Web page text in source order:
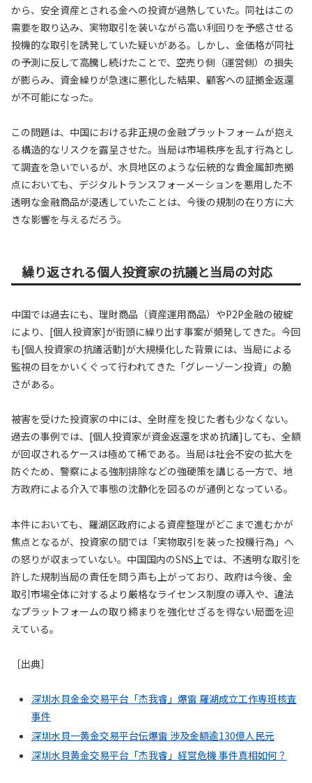
から、安全資産とされる金への投資が過熱していた。同社はこの
需要を取り込み、実物取引を装いながら高い利回りを予感させる
投機的な取引を誘発していた疑いがある。しかし、金価格が同社
の予測に反して高騰し続けたことで、空売り側（運営側）の損失
が膨らみ、資金繰りが急速に悪化した結果、顧客への証拠金返還
が不可能になった。
この問題は、中国における非正規の金融プラットフォームが抱え
る構造的なリスクを露呈させた。当局は市場秩序を乱す行為とし
て調査を急いでいるが、水貝地区のような伝統的な貴金属卸売拠
点においても、デジタルトランスフォーメーションを悪用した不
透明な金融商品が浸透していたことは、今後の規制の在り方に大
きな影響を与えるだろう。
繰り返される個人投資家の抗議と当局の対応
中国では過去にも、理財商品（資産運用商品）やP2P金融の破綻
により、[個人投資家]が街頭に繰り出す事案が頻発してきた。今回
も[個人投資家の抗議活動]が大規模化した背景には、当局による
監視の目をかいくぐって行われてきた「グレーゾーン投資」の脆
さがある。
被害を受けた投資家の中には、全財産を投じた者も少なくない。
過去の事例では、[個人投資家が資金返還を求め抗議]しても、全額
が回収されるケースは極めて稀である。当局は社会不安の拡大を
防ぐため、警察による強制排除などの強硬策を講じる一方で、地
方政府による介入で事態の沈静化を図るのが通例となっている。
本件においても、羅湖区政府による資産整理がどこまで進むかが
焦点となるが、投資家の間では「実物取引を装った投機行為」へ
の怒りが収まっていない。中国国内のSNS上では、不透明な取引を
許した規制当局の責任を問う声も上がっており、政府は今後、金
取引市場全体に対するより厳格なライセンス制度の導入や、違法
なプラットフォームの取り締まりを強化せざるを得ない局面を迎
えている。
［出典］
深圳水貝金金交易平台「杰我睿」爆雷 羅湖成立工作専班核査
事件
深圳水貝一黄金交易平台伝爆雷 涉及金額逾130億人民元
深圳水貝黄金交易平台「杰我睿」経営危機 事件真相如何？